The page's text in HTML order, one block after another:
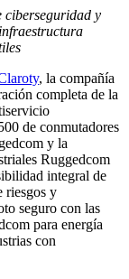
ciberseguridad y
, la compañía
completa de la
de conmutadores
y la
Ruggedcom
integral de
riesgos y
seguro con las
para energía
con